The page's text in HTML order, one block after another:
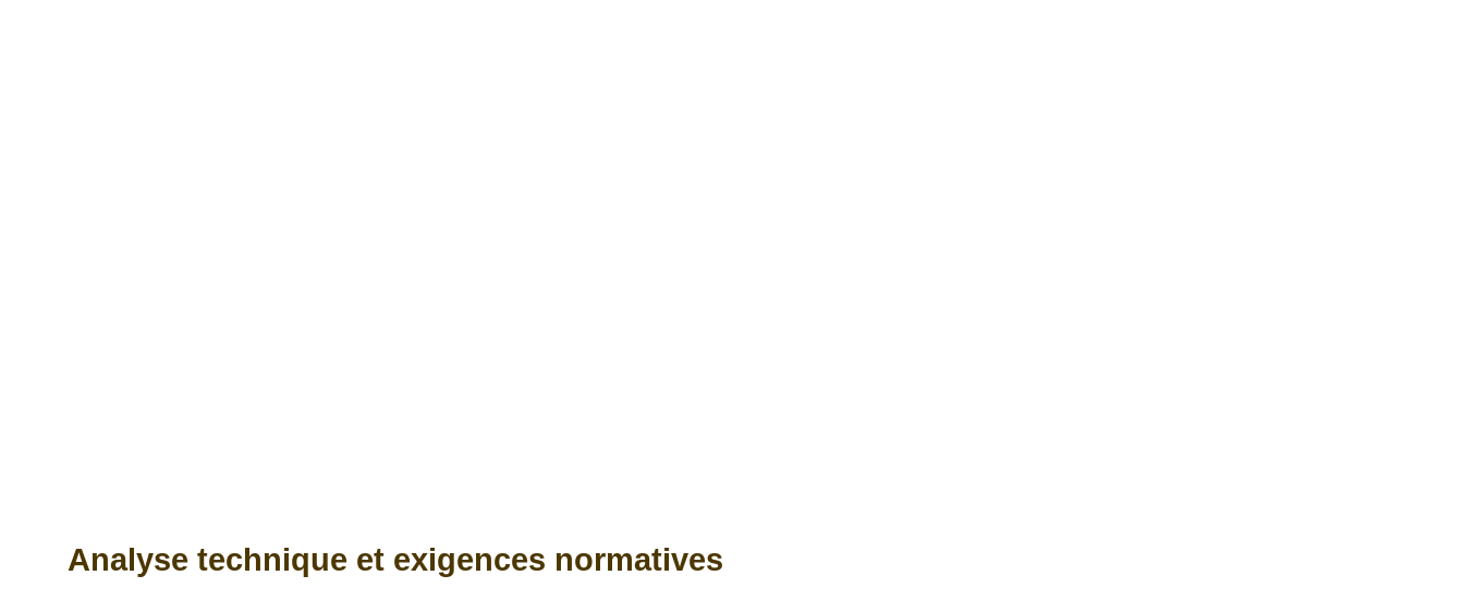
Analyse technique et exigences normatives